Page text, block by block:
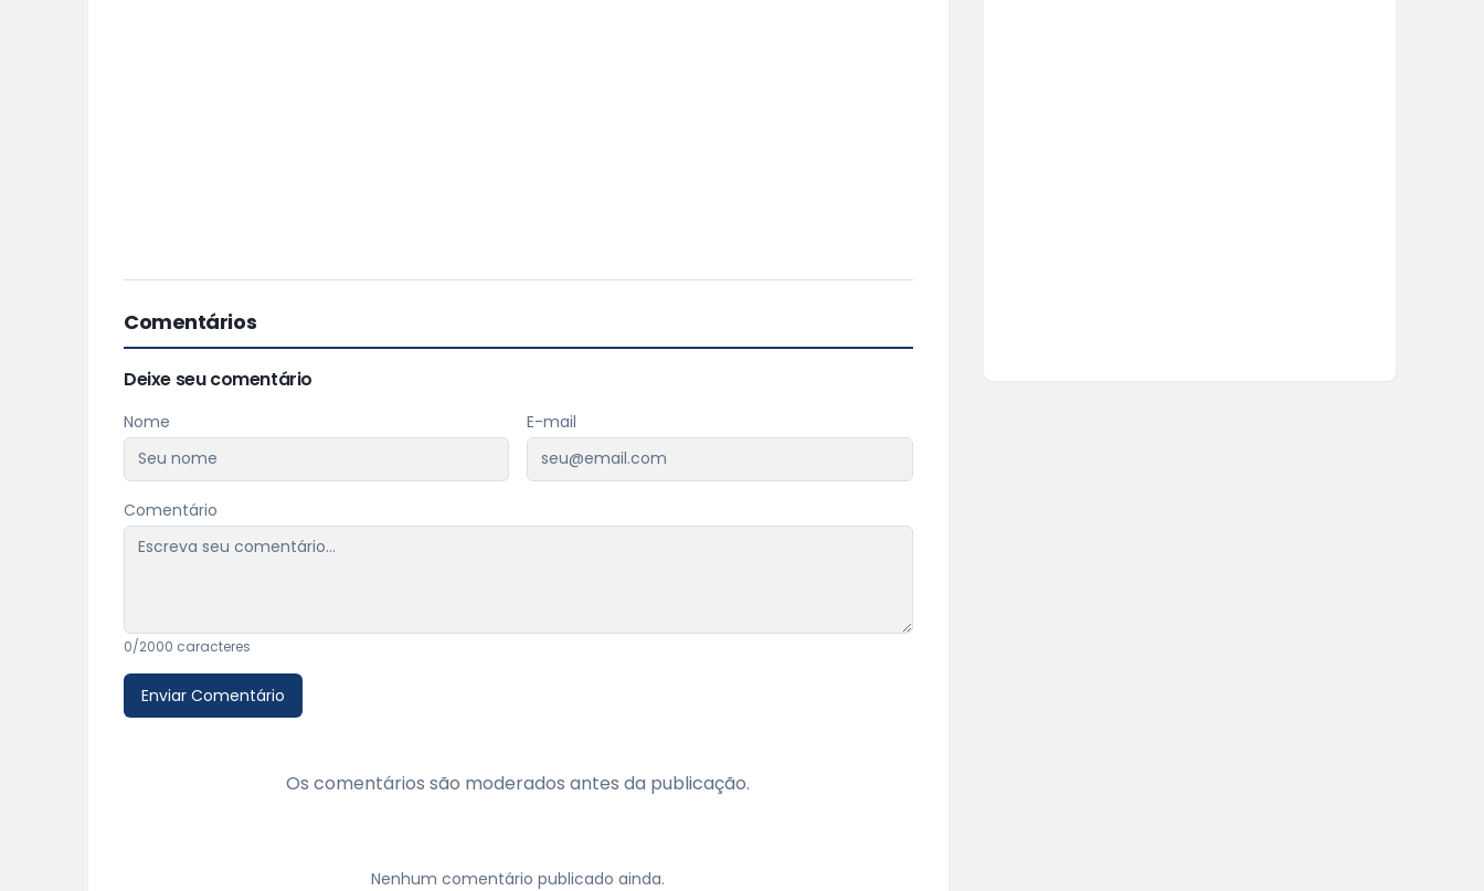
Comentários
Deixe seu comentário
Nome E-mail
Comentário
0/2000 caracteres
Enviar Comentário
Os comentários são moderados antes da publicação.
Nenhum comentário publicado ainda.